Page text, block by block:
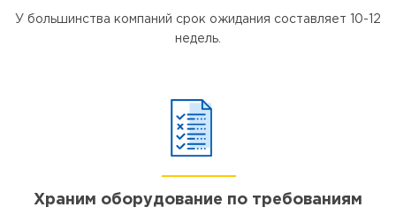
У большинства компаний срок ожидания составляет 10-12
недель.
Храним оборудование по требованиям